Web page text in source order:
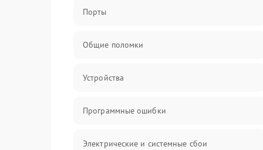
Порты
Общие поломки
Устройства
Программные ошибки
Электрические и системные сбои